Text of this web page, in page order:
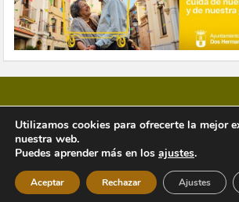
Copyright © 2026 Vivir en Montequinto Periódico Digital
Utilizamos cookies para ofrecerte la mejor
nuestra web.
Puedes aprender más en los ajustes.
Aceptar Rechazar Ajustes